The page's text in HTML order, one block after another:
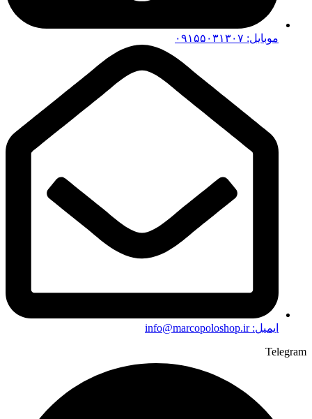
موبایل: ۰۹۱۵۵۰۳۱۳۰۷
ایمیل: info@marcopoloshop.ir
Telegram